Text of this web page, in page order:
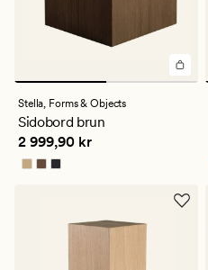
Stella, Forms & Objects
Sidobord brun
Pris 2 999,90 kr
2 999,90 kr